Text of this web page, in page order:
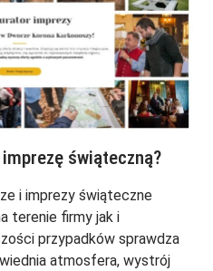
świąteczną?
i imprezy świąteczne
terenie firmy jak i
przypadków sprawdza
atmosfera, wystrój